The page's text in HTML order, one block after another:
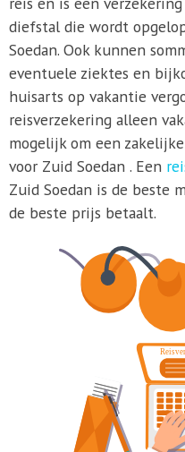
diefstal die wordt
Soedan. Ook kunnen
eventuele ziektes en
huisarts op vakantie
reisverzekering alleen
mogelijk om een
voor Zuid Soedan . Een
Zuid Soedan is de beste
de beste prijs betaalt.